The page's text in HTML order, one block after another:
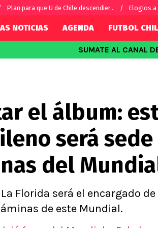
Plan para que U de Chile descendier... Elogios a
Sánchez
Palacios
por el mundo
Fútbol
Fútbol
NOTICIAS AGENDA FUTBOL
SUMATE AL CANAL
el álbum:
será sede
del
Florida será el encargado de
de este Mundial.